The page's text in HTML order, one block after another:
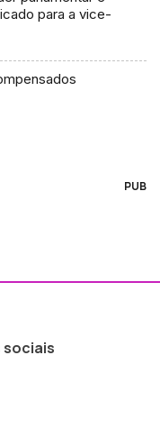
para a vice-
PUB
sociais
ao